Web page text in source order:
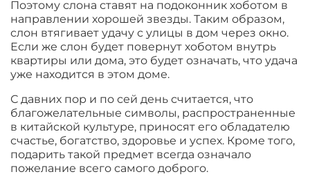
Поэтому слона ставят на подоконник хоботом в
направлении хорошей звезды. Таким образом,
слон втягивает удачу с улицы в дом через окно.
Если же слон будет повернут хоботом внутрь
квартиры или дома, это будет означать, что удача
уже находится в этом доме.
С давних пор и по сей день считается, что
благожелательные символы, распространенные
в китайской культуре, приносят его обладателю
счастье, богатство, здоровье и успех. Кроме того,
подарить такой предмет всегда означало
пожелание всего самого доброго.